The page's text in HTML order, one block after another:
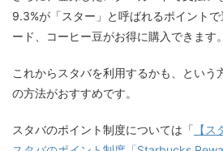
9.3%が「スター」と呼ばれるポイント
ード、コーヒー豆がお得に購入できます。
これからスタバを利用するかも、という
の方法がおすすめです。
スタバのポイント制度については「 【